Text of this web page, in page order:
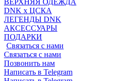
ВЕРХНЯЯ ОДЕЖДА
DNK x ЦСКА
ЛЕГЕНДЫ DNK
АКСЕССУАРЫ
ПОДАРКИ
Связаться с нами
Связаться с нами
Позвонить нам
Написать в Telegram